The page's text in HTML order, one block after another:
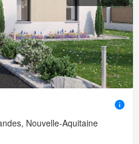
Nouvelle-Aquitaine